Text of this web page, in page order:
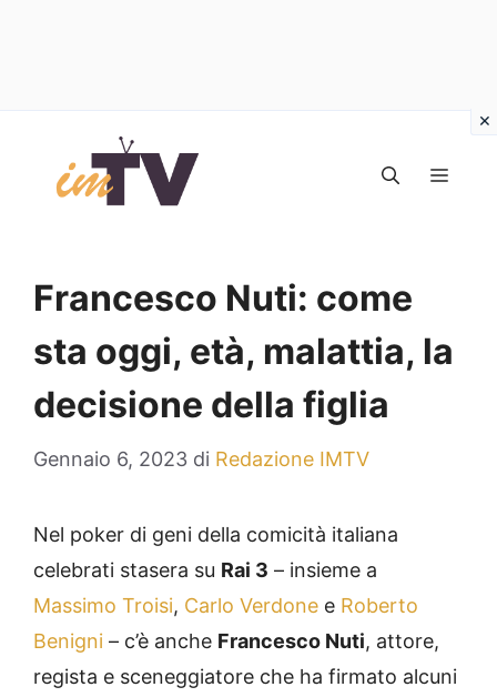
contenuto
Francesco Nuti: come
sta oggi, età, malattia, la
decisione della figlia
Gennaio 6, 2023 di Redazione IMTV
Nel poker di geni della comicità italiana
celebrati stasera su Rai 3 – insieme a
Massimo Troisi, Carlo Verdone e Roberto
Benigni – c’è anche Francesco Nuti, attore,
regista e sceneggiatore che ha firmato alcuni